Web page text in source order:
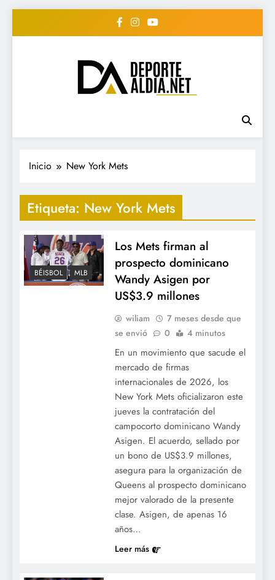
• DEPORTE AL DIA •
"Periodico Deportivo
Digital"
#deportealdiard #deportealdiaperiodico
Inicio New York Mets
Etiqueta: New York Mets
BÉISBOL MLB
Los Mets firman al
prospecto dominicano
Wandy Asigen por
US$3.9 millones
wiliam
7 meses desde que
se envió
0 4 minutos
En un movimiento que sacude el
mercado de firmas
internacionales de 2026, los
New York Mets oficializaron este
jueves la contratación del
campocorto dominicano Wandy
Asigen. El acuerdo, sellado por
un bono de US$3.9 millones,
asegura para la organización de
Queens al prospecto dominicano
mejor valorado de la presente
clase. Asigen, de apenas 16
años…
Leer más